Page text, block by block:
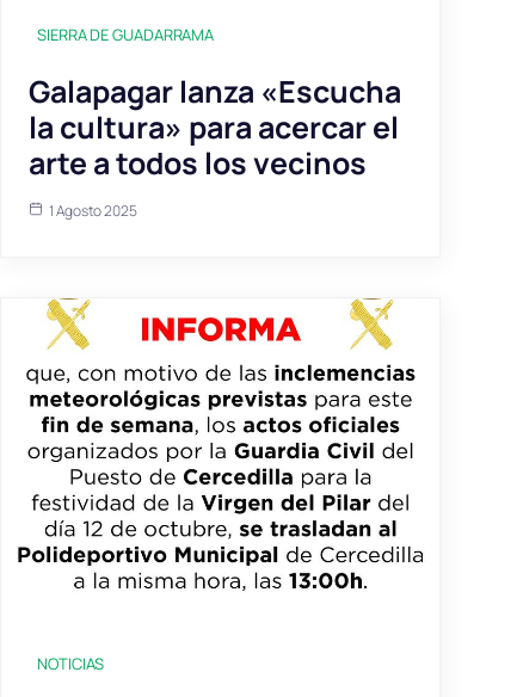
SIERRA DE GUADARRAMA
Galapagar lanza «Escucha
la cultura» para acercar el
arte a todos los vecinos
1 Agosto 2025
NOTICIAS